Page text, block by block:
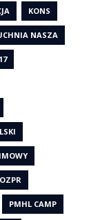
KONS
NASZA
OZPR
PMHL CAMP